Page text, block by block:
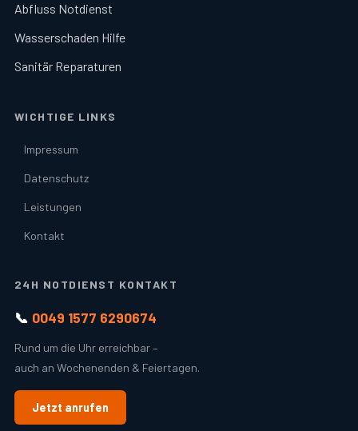
Abfluss Notdienst
Wasserschaden Hilfe
Sanitär Reparaturen
WICHTIGE LINKS
Impressum
Datenschutz
Leistungen
Kontakt
24H NOTDIENST KONTAKT
📞 0049 1577 6290674
Rund um die Uhr erreichbar –
auch an Wochenenden & Feiertagen.
Jetzt anrufen